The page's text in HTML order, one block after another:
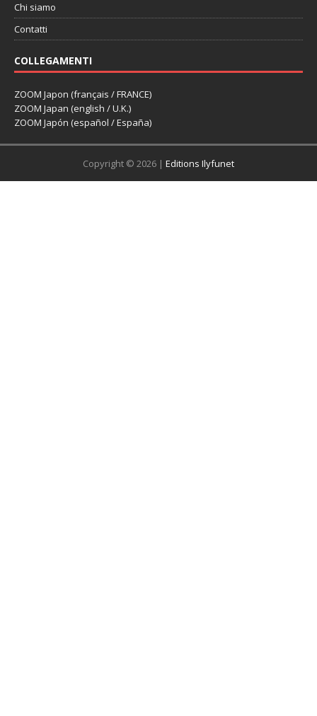
Chi siamo
Contatti
COLLEGAMENTI
ZOOM Japon (français / FRANCE)
ZOOM Japan (english / U.K.)
ZOOM Japón (español / España)
Copyright © 2026 | Editions Ilyfunet